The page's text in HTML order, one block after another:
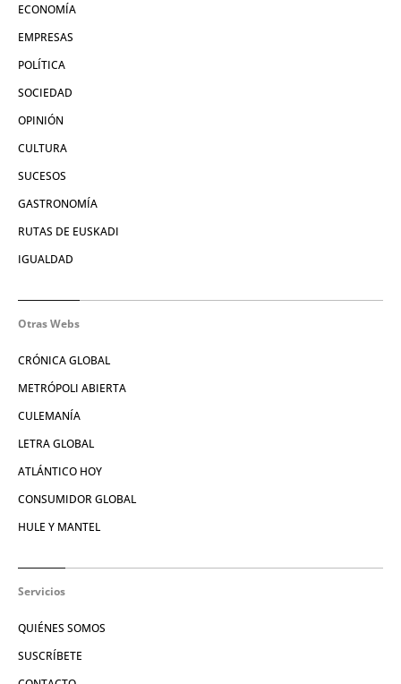
ECONOMÍA
EMPRESAS
POLÍTICA
SOCIEDAD
OPINIÓN
CULTURA
SUCESOS
GASTRONOMÍA
RUTAS DE EUSKADI
IGUALDAD
Otras Webs
CRÓNICA GLOBAL
METRÓPOLI ABIERTA
CULEMANÍA
LETRA GLOBAL
ATLÁNTICO HOY
CONSUMIDOR GLOBAL
HULE Y MANTEL
Servicios
QUIÉNES SOMOS
SUSCRÍBETE